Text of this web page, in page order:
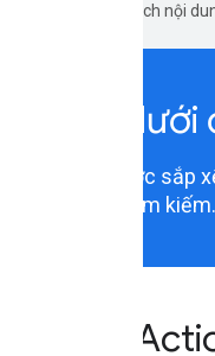
công nghệ AI để dịch nội
bên
động hiện được
tin bạn đang tìm kiếm.
hợp với